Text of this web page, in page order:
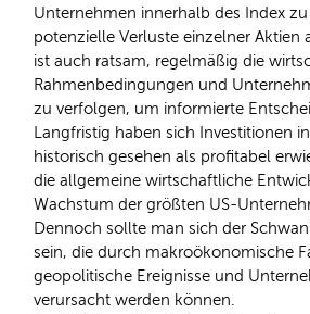
Unternehmen innerhalb des Index
potenzielle Verluste einzelner Aktien
ist auch ratsam, regelmäßig die
Rahmenbedingungen und
zu verfolgen, um informierte
Langfristig haben sich Investitionen
historisch gesehen als profitabel
die allgemeine wirtschaftliche
Wachstum der größten US-
Dennoch sollte man sich der
sein, die durch makroökonomische
geopolitische Ereignisse und
verursacht werden können.